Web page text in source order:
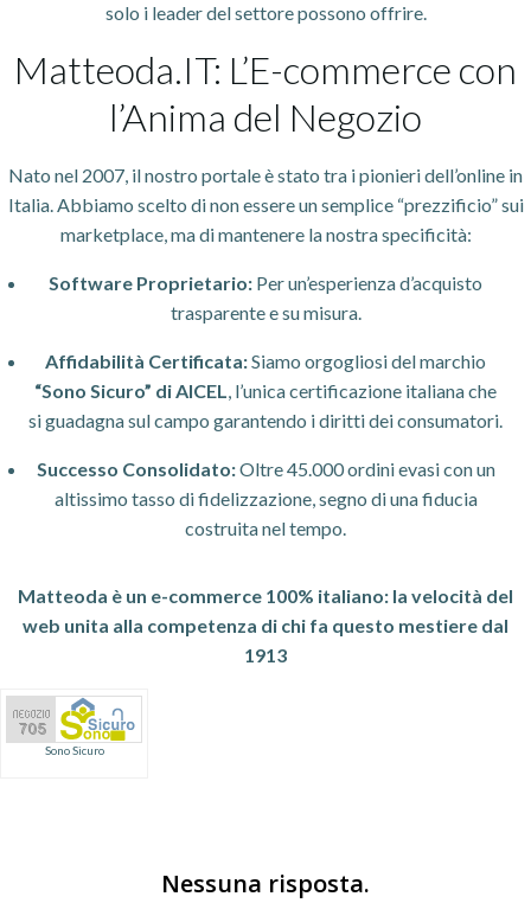
solo i leader del settore possono offrire.
Matteoda.IT: L’E-commerce con
l’Anima del Negozio
Nato nel 2007, il nostro portale è stato tra i pionieri dell’online in
Italia. Abbiamo scelto di non essere un semplice “prezzificio” sui
marketplace, ma di mantenere la nostra specificità:
Software Proprietario: Per un’esperienza d’acquisto
trasparente e su misura.
Affidabilità Certificata:Siamo orgogliosi del marchio
“Sono Sicuro” di AICEL, l’unica certificazione italiana che
si guadagna sul campo garantendo i diritti dei consumatori.
Successo Consolidato:Oltre 45.000 ordini evasi con un
altissimo tasso di fidelizzazione, segno di una fiducia
costruita nel tempo.
Matteoda è un e-commerce 100% italiano: la velocità del
web unita alla competenza di chi fa questo mestiere dal
1913
Sono Sicuro
Nessuna risposta.